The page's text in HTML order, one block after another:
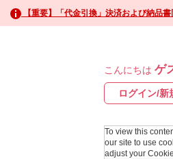
ASOBI CHANNEL TOP
アイドルマスター
アイドルマスター シンデ
アイドルマスター シャイ
学園アイドルマスター
プロジェクトアイマス ヴ
テイルズ オブ シリ
トイ・ホ
【重要】「代金引換」決済および納品
こんにちは ゲ
ログイン/新
To view this
our site to use
adjust your